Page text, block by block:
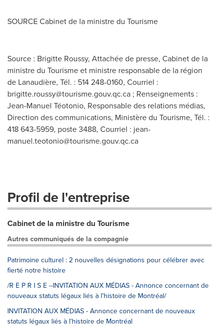
SOURCE Cabinet de la ministre du Tourisme
Source : Brigitte Roussy, Attachée de presse, Cabinet de la
ministre du Tourisme et ministre responsable de la région
de Lanaudière, Tél. : 514 248-0160, Courriel :
brigitte.roussy@tourisme.gouv.qc.ca ; Renseignements :
Jean-Manuel Téotonio, Responsable des relations médias,
Direction des communications, Ministère du Tourisme, Tél. :
418 643-5959, poste 3488, Courriel : jean-
manuel.teotonio@tourisme.gouv.qc.ca
Profil de l'entreprise
Cabinet de la ministre du Tourisme
Autres communiqués de la compagnie
Patrimoine culturel : 2 nouvelles désignations pour célébrer avec
fierté notre histoire
/R E P R I S E --INVITATION AUX MÉDIAS - Annonce concernant de
nouveaux statuts légaux liés à l'histoire de Montréal/
INVITATION AUX MÉDIAS - Annonce concernant de nouveaux
statuts légaux liés à l'histoire de Montréal